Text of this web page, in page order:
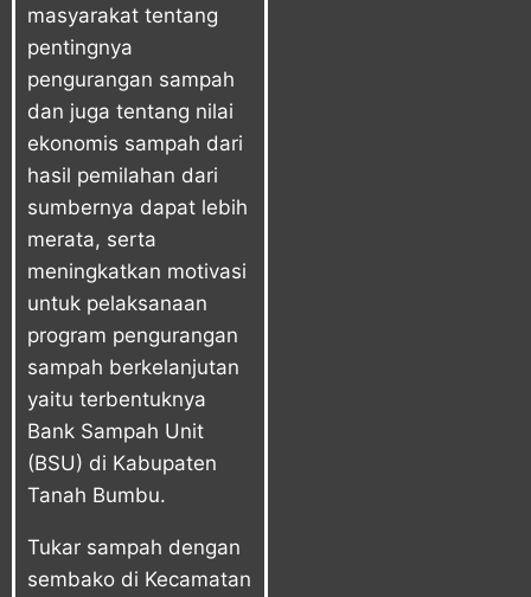
masyarakat tentang
pentingnya
pengurangan sampah
dan juga tentang nilai
ekonomis sampah dari
hasil pemilahan dari
sumbernya dapat lebih
merata, serta
meningkatkan motivasi
untuk pelaksanaan
program pengurangan
sampah berkelanjutan
yaitu terbentuknya
Bank Sampah Unit
(BSU) di Kabupaten
Tanah Bumbu.
Tukar sampah dengan
sembako di Kecamatan